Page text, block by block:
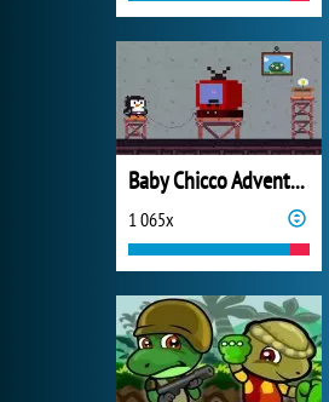
Baby Chicco Adventures
1 065x